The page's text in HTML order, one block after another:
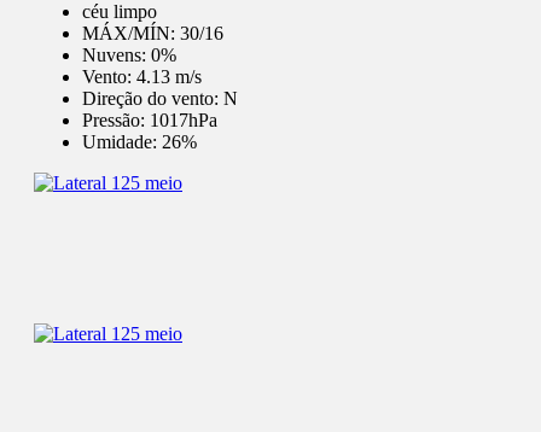
céu limpo
MÁX/MÍN: 30/16
Nuvens: 0%
Vento: 4.13 m/s
Direção do vento: N
Pressão: 1017hPa
Umidade: 26%